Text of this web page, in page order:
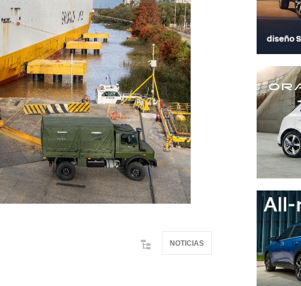
NOTICIAS